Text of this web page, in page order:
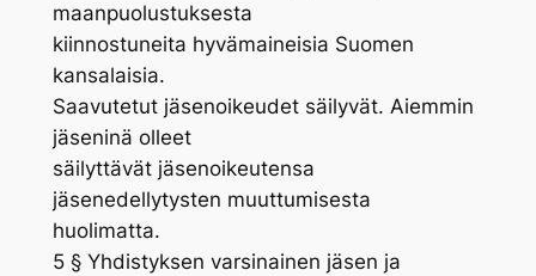
maanpuolustuksesta
kiinnostuneita hyvämaineisia Suomen
kansalaisia.
Saavutetut jäsenoikeudet säilyvät. Aiemmin
jäseninä olleet
säilyttävät jäsenoikeutensa
jäsenedellytysten muuttumisesta
huolimatta.
5 § Yhdistyksen varsinainen jäsen ja